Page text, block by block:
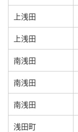
上浅田
上浅田
南浅田
南浅田
南浅田
浅田町